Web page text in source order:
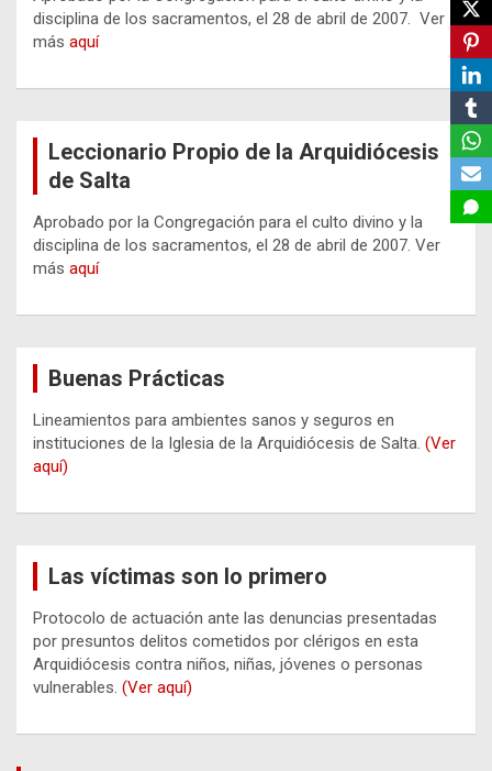
disciplina de los sacramentos, el 28 de abril de 2007. Ver
más aquí
Leccionario Propio de la Arquidiócesis
de Salta
Aprobado por la Congregación para el culto divino y la
disciplina de los sacramentos, el 28 de abril de 2007. Ver
más aquí
Buenas Prácticas
Lineamientos para ambientes sanos y seguros en
instituciones de la Iglesia de la Arquidiócesis de Salta. (Ver
aquí)
Las víctimas son lo primero
Protocolo de actuación ante las denuncias presentadas
por presuntos delitos cometidos por clérigos en esta
Arquidiócesis contra niños, niñas, jóvenes o personas
vulnerables. (Ver aquí)